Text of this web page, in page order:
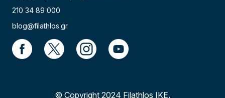
210 34 89 000
blog@filathlos.gr
© Copyright 2024 Filathlos ΙΚΕ.